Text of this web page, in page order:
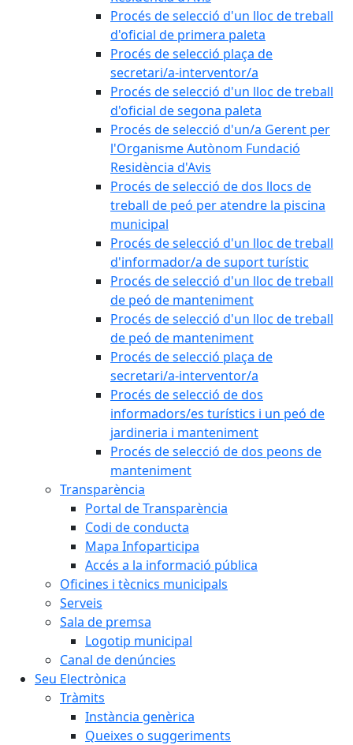
Procés de selecció d'un lloc de treball
d'oficial de primera paleta
Procés de selecció plaça de
secretari/a-interventor/a
Procés de selecció d'un lloc de treball
d'oficial de segona paleta
Procés de selecció d'un/a Gerent per
l'Organisme Autònom Fundació
Residència d'Avis
Procés de selecció de dos llocs de
treball de peó per atendre la piscina
municipal
Procés de selecció d'un lloc de treball
d'informador/a de suport turístic
Procés de selecció d'un lloc de treball
de peó de manteniment
Procés de selecció d'un lloc de treball
de peó de manteniment
Procés de selecció plaça de
secretari/a-interventor/a
Procés de selecció de dos
informadors/es turístics i un peó de
jardineria i manteniment
Procés de selecció de dos peons de
manteniment
Transparència
Portal de Transparència
Codi de conducta
Mapa Infoparticipa
Accés a la informació pública
Oficines i tècnics municipals
Serveis
Sala de premsa
Logotip municipal
Canal de denúncies
Seu Electrònica
Tràmits
Instància genèrica
Queixes o suggeriments